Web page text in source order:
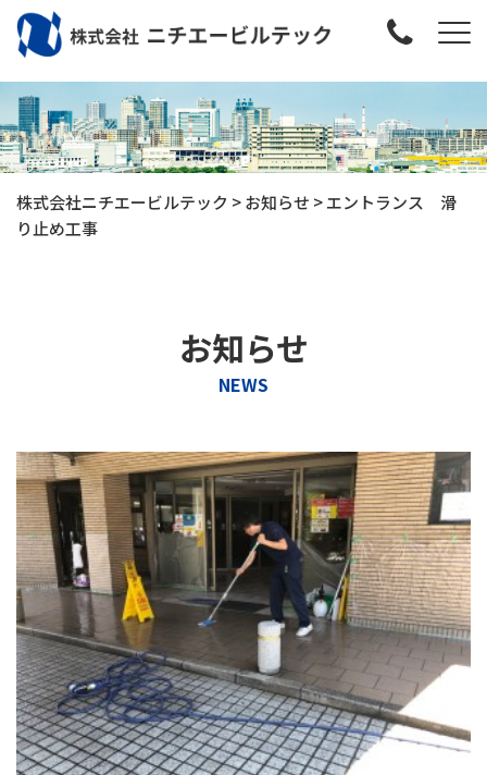
株式会社ニチエービルテック >お知らせ >エントランス 滑
り止め工事
お知らせ
NEWS